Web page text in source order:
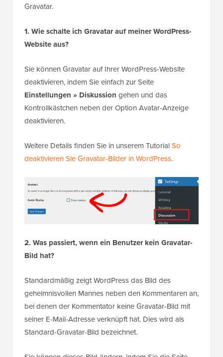
Gravatar.
1. Wie schalte ich Gravatar auf meiner WordPress-
Website aus?
Sie können Gravatar auf Ihrer WordPress-Website
deaktivieren, indem Sie einfach zur Seite
Einstellungen » Diskussion gehen und das
Kontrollkästchen neben der Option Avatar-Anzeige
deaktivieren.
Weitere Details finden Sie in unserem TutorialSo
deaktivieren Sie Gravatar-Bilder in WordPress.
2. Was passiert, wenn ein Benutzer kein Gravatar-
Bild hat?
Standardmäßig zeigt WordPress das Bild des
geheimnisvollen Mannes neben den Kommentaren an,
bei denen der Kommentator keine Gravatar-Bild mit
seiner E-Mail-Adresse verknüpft hat. Dies wird als
Standard-Gravatar-Bild bezeichnet.